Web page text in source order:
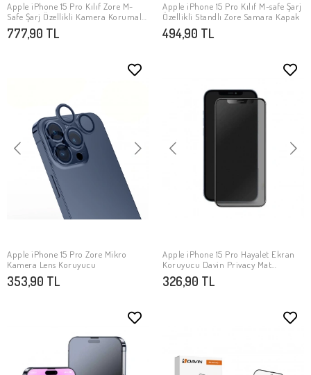
SEPETE EKLE
Apple iPhone 15 Pro Kılıf Zore M-
Safe Şarj Özellikli Kamera Korumalı
Formen Kapak
777,90 TL
SEPETE EKLE
Apple iPhone 15 Pro Kılıf M-safe Şarj
Özellikli Standlı Zore Samara Kapak
494,90 TL
SEPETE EKLE
Apple iPhone 15 Pro Zore Mikro
Kamera Lens Koruyucu
353,90 TL
SEPETE EKLE
Apple iPhone 15 Pro Hayalet Ekran
Koruyucu Davin Privacy Mat
Seramik Ekran Filmi
326,90 TL